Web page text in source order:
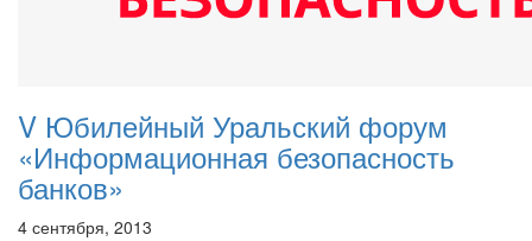
V Юбилейный Уральский форум
«Информационная безопасность
банков»
4 сентября, 2013